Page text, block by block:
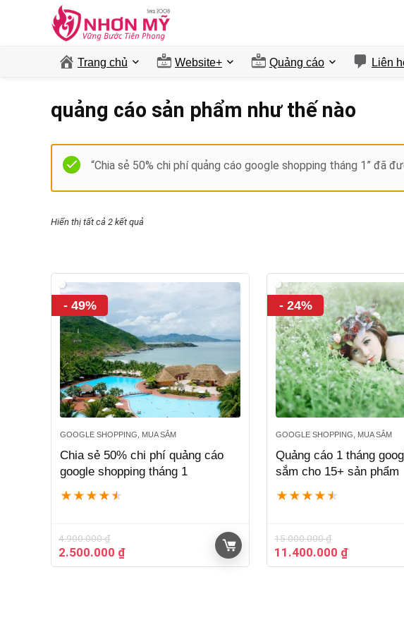
Trang chủ Website+ Quảng cáo Liên
quảng cáo sản phẩm như thế nào
“Chia sẻ 50% chi phí quảng cáo google shopping tháng 1” đã
Hiển thị tất cả 2 kết quả
- 49%
GOOGLE SHOPPING, MUA SẮM
Chia sẻ 50% chi phí quảng cáo
google shopping tháng 1
★ ★ ★ ★ ★
4.900.000₫
Giá
gốc
2.500.000 ₫Giá
hiện
- 24%
GOOGLE SHOPPING, MUA SẮM
Quảng cáo 1 tháng
sắm cho 15+ sản phẩm
★ ★ ★ ★ ★
15.000.000₫
Giá
gốc
11.400.000 ₫Giá
hiện